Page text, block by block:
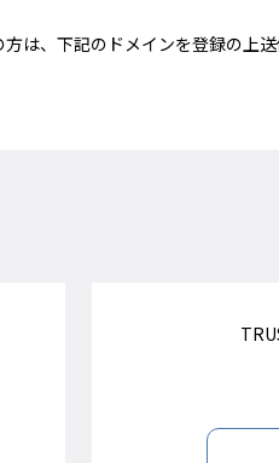
は、下記のドメインを登録の上送